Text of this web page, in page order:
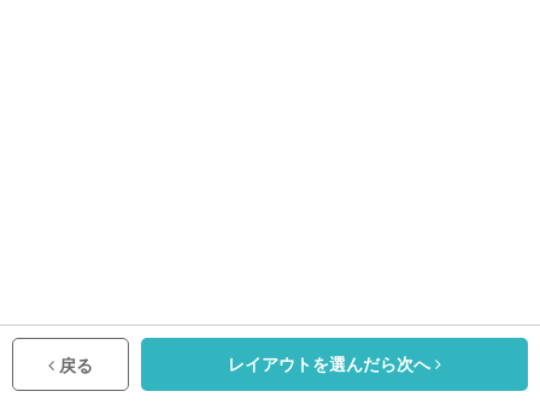
戻る レイアウトを選んだら次へ